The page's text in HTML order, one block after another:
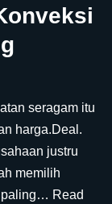
seragam itu
harga.Deal.
justru
memilih
paling… Read